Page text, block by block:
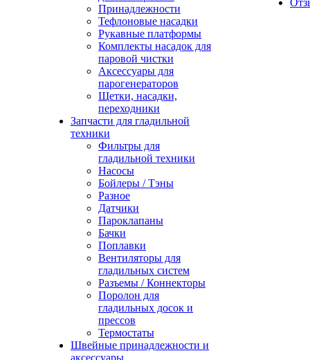
Принадлежности
Тефлоновые насадки
Рукавные платформы
Комплекты насадок для
паровой чистки
Аксессуары для
парогенераторов
Щетки, насадки,
переходники
Запчасти для гладильной
техники
Фильтры для
гладильной техники
Насосы
Бойлеры / Тэны
Разное
Датчики
Пароклапаны
Бачки
Поплавки
Вентиляторы для
гладильных систем
Разъемы / Коннекторы
Поролон для
гладильных досок и
прессов
Термостаты
Швейные принадлежности и
аксессуары